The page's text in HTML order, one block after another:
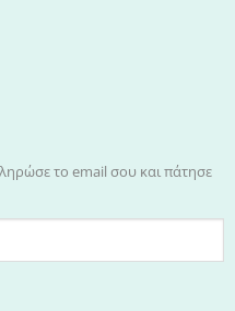
το email σου και πάτησε